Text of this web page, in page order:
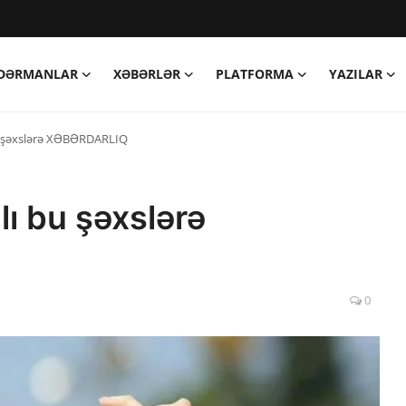
XƏBƏRLƏR PLATFORMA YAZILAR
XƏBƏRDARLIQ
bu şəxslərə
0